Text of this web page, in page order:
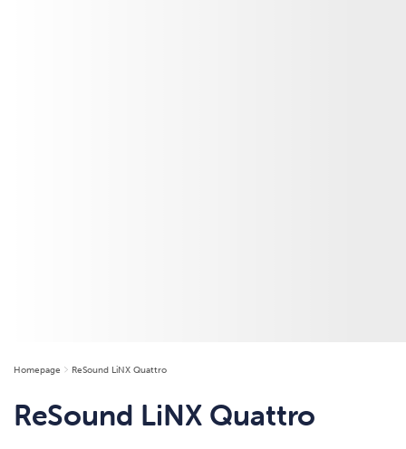
Homepage ReSound LiNX Quattro
ReSound LiNX Quattro